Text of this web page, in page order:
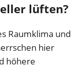
lüften?
Raumklima und
hier
höhere